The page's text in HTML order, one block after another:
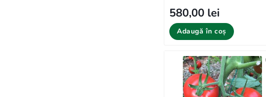
580,00 lei
Adaugă în coș